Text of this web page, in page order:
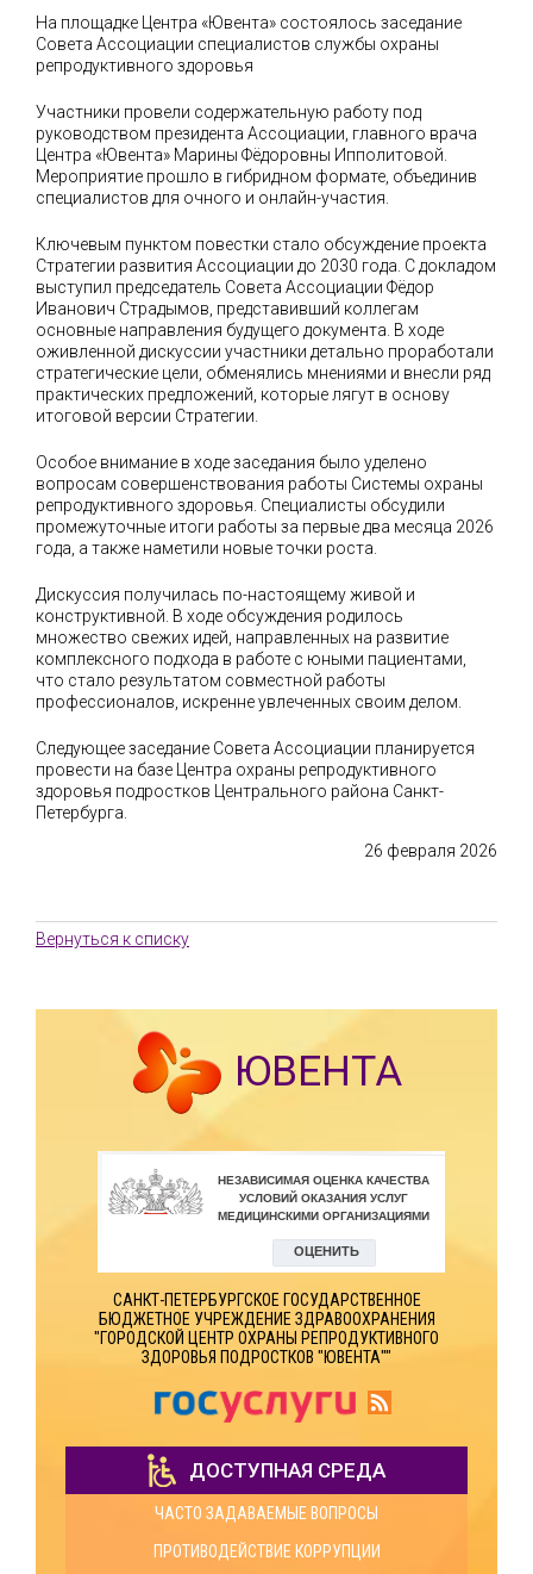
На площадке Центра «Ювента» состоялось заседание
Совета Ассоциации специалистов службы охраны
репродуктивного здоровья
Участники провели содержательную работу под
руководством президента Ассоциации, главного врача
Центра «Ювента» Марины Фёдоровны Ипполитовой.
Мероприятие прошло в гибридном формате, объединив
специалистов для очного и онлайн-участия.
Ключевым пунктом повестки стало обсуждение проекта
Стратегии развития Ассоциации до 2030 года. С докладом
выступил председатель Совета Ассоциации Фёдор
Иванович Страдымов, представивший коллегам
основные направления будущего документа. В ходе
оживленной дискуссии участники детально проработали
стратегические цели, обменялись мнениями и внесли ряд
практических предложений, которые лягут в основу
итоговой версии Стратегии.
Особое внимание в ходе заседания было уделено
вопросам совершенствования работы Системы охраны
репродуктивного здоровья. Специалисты обсудили
промежуточные итоги работы за первые два месяца 2026
года, а также наметили новые точки роста.
Дискуссия получилась по-настоящему живой и
конструктивной. В ходе обсуждения родилось
множество свежих идей, направленных на развитие
комплексного подхода в работе с юными пациентами,
что стало результатом совместной работы
профессионалов, искренне увлеченных своим делом.
Следующее заседание Совета Ассоциации планируется
провести на базе Центра охраны репродуктивного
здоровья подростков Центрального района Санкт-
Петербурга.
26 февраля 2026
Вернуться к списку
ЮВЕНТА
САНКТ-ПЕТЕРБУРГСКОЕ ГОСУДАРСТВЕННОЕ
БЮДЖЕТНОЕ УЧРЕЖДЕНИЕ ЗДРАВООХРАНЕНИЯ
"ГОРОДСКОЙ ЦЕНТР ОХРАНЫ РЕПРОДУКТИВНОГО
ЗДОРОВЬЯ ПОДРОСТКОВ "ЮВЕНТА""
ДОСТУПНАЯ СРЕДА
ЧАСТО ЗАДАВАЕМЫЕ ВОПРОСЫ
ПРОТИВОДЕЙСТВИЕ КОРРУПЦИИ